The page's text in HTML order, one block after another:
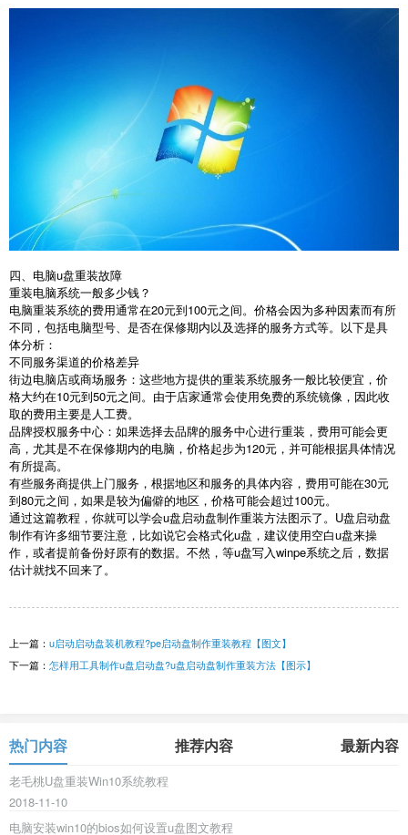
四、电脑u盘重装故障
重装电脑系统一般多少钱？
电脑重装系统的费用通常在20元到100元之间。价格会因为多种因素而有所
不同，包括电脑型号、是否在保修期内以及选择的服务方式等。以下是具
体分析：
不同服务渠道的价格差异
街边电脑店或商场服务：这些地方提供的重装系统服务一般比较便宜，价
格大约在10元到50元之间。由于店家通常会使用免费的系统镜像，因此收
取的费用主要是人工费。
品牌授权服务中心：如果选择去品牌的服务中心进行重装，费用可能会更
高，尤其是不在保修期内的电脑，价格起步为120元，并可能根据具体情况
有所提高。
有些服务商提供上门服务，根据地区和服务的具体内容，费用可能在30元
到80元之间，如果是较为偏僻的地区，价格可能会超过100元。
通过这篇教程，你就可以学会u盘启动盘制作重装方法图示了。 U盘启动盘
制作有许多细节要注意，比如说它会格式化u盘，建议使用空白u盘来操
作，或者提前备份好原有的数据。不然，等u盘写入winpe系统之后，数据
估计就找不回来了。
上一篇： u启动启动盘装机教程?pe启动盘制作重装教程【图文】
下一篇： 怎样用工具制作u盘启动盘?u盘启动盘制作重装方法【图示】
热门内容 推荐内容 最新内容
老毛桃U盘重装Win10系统教程
2018-11-10
电脑安装win10的bios如何设置u盘图文教程